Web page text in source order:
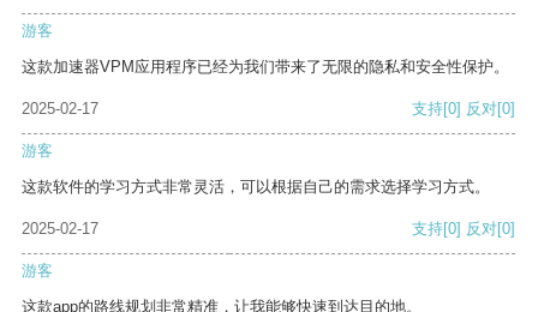
游客
这款加速器VPM应用程序已经为我们带来了无限的隐私和安全性保护。
2025-02-17 支持[0] 反对[0]
游客
这款软件的学习方式非常灵活，可以根据自己的需求选择学习方式。
2025-02-17 支持[0] 反对[0]
游客
这款app的路线规划非常精准，让我能够快速到达目的地。